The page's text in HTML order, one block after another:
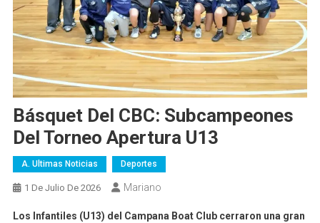
Básquet Del CBC: Subcampeones
Del Torneo Apertura U13
A. Ultimas Noticias Deportes
1 De Julio De 2026 Mariano
Los Infantiles (U13) del Campana Boat Club cerraron una gran